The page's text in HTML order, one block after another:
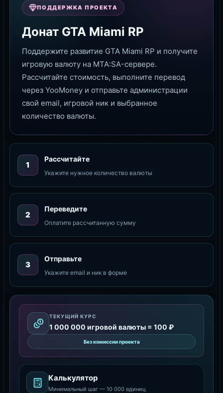
ПОДДЕРЖКА ПРОЕКТА
Донат GTA Miami RP
Поддержите развитие GTA Miami RP и получите
игровую валюту на MTA:SA-сервере.
Рассчитайте стоимость, выполните перевод
через YooMoney и отправьте администрации
свой email, игровой ник и выбранное
количество валюты.
1
Рассчитайте
Укажите нужное количество валюты
2
Переведите
Оплатите рассчитанную сумму
3
Отправьте
Укажите email и ник в форме
ТЕКУЩИЙ КУРС
1 000 000 игровой валюты = 100 ₽
Без комиссии проекта
Калькулятор
Минимальный шаг — 10 000 единиц